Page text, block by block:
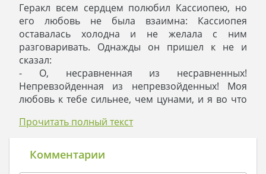
Геракл всем сердцем полюбил Кассиопею, но
его любовь не была взаимна: Кассиопея
оставалась холодна и не желала с ним
разговаривать. Однажды он пришел к не и
сказал:
- О, несравненная из несравненных!
Непревзойденная из непревзойденных! Моя
любовь к тебе сильнее, чем цунами, и я во что
Так что же мне сделать для тебя? Хочешь, я
один мировой океан?
На что Кассиопея ему ответила:
Прочитать полный текст
Комментарии